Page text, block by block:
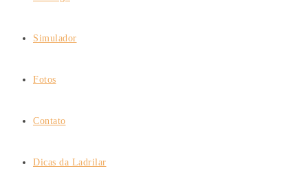
Simulador
Fotos
Contato
Dicas da Ladrilar